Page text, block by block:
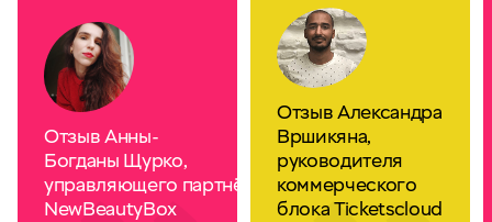
Отзыв Анны-
Богданы Щурко,
управляющего партнёра
NewBeautyBox
Отзыв Александра
Вршикяна,
руководителя
коммерческого
блока Ticketscloud